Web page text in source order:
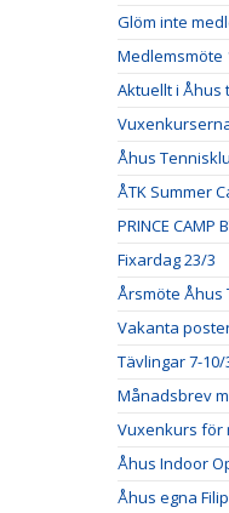
Glöm inte
Medlemsmöte
Aktuellt i Åhus
Åhus
ÅTK Summer
PRINCE CAMP
Fixardag 23/3
Årsmöte Åhus
Vakanta
Tävlingar 7-
Månadsbrev
Vuxenkurs för
Åhus Indoor
Åhus egna